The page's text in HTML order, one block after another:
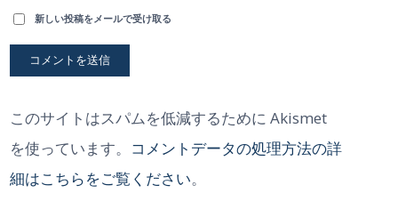
新しい投稿をメールで受け取る
このサイトはスパムを低減するために Akismet
を使っています。 コメントデータの処理方法の詳
細はこちらをご覧ください。